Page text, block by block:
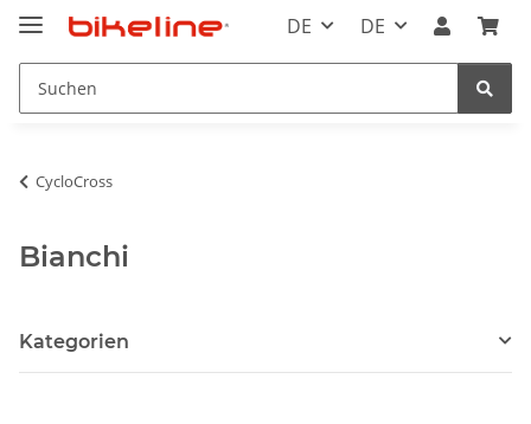
DE DE
CycloCross
Bianchi
Kategorien